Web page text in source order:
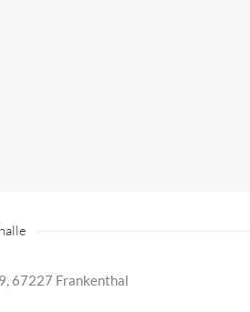
67227 Frankenthal